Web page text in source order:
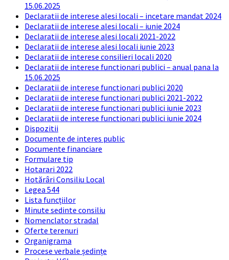
15.06.2025
Declaratii de interese alesi locali – incetare mandat 2024
Declaratii de interese alesi locali – iunie 2024
Declaratii de interese alesi locali 2021-2022
Declaratii de interese alesi locali iunie 2023
Declaratii de interese consilieri locali 2020
Declaratii de interese functionari publici – anual pana la
15.06.2025
Declaratii de interese functionari publici 2020
Declaratii de interese functionari publici 2021-2022
Declaratii de interese functionari publici iunie 2023
Declaratii de interese functionari publici iunie 2024
Dispozitii
Documente de interes public
Documente financiare
Formulare tip
Hotarari 2022
Hotărâri Consiliu Local
Legea 544
Lista funcțiilor
Minute sedinte consiliu
Nomenclator stradal
Oferte terenuri
Organigrama
Procese verbale ședințe